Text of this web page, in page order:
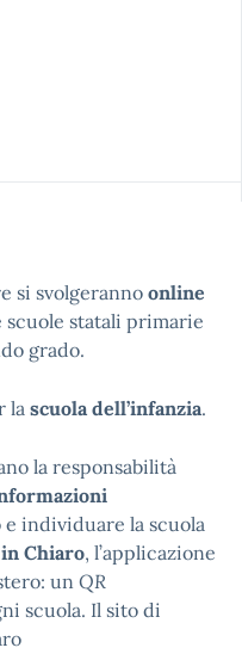
si svolgeranno online
scuole statali primarie
grado.
lascuola dell’infanzia.
la responsabilità
individuare la scuola
Chiaro, l’applicazione
unQR
scuola. Il sito di